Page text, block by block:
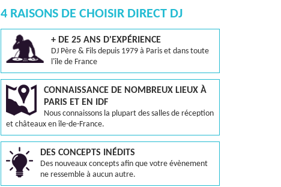
4 RAISONS DE CHOISIR DIRECT DJ
+ DE 25 ANS D'EXPÉRIENCE
DJ Père & Fils depuis 1979 à Paris et dans toute
l'île de France
CONNAISSANCE DE NOMBREUX LIEUX À
PARIS ET EN IDF
Nous connaissons la plupart des salles de réception
et châteaux en île-de-France.
DES CONCEPTS INÉDITS
Des nouveaux concepts afin que votre évènement
ne ressemble à aucun autre.